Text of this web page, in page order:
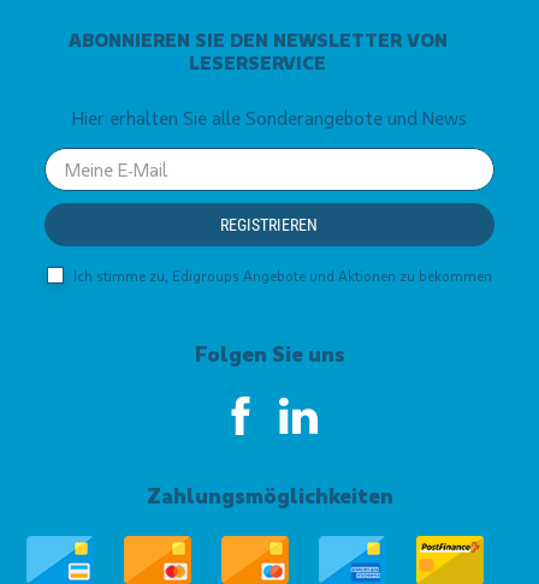
ABONNIEREN SIE DEN NEWSLETTER VON
LESERSERVICE
Hier erhalten Sie alle Sonderangebote und News
Your
email
REGISTRIEREN
Ich stimme zu, Edigroups Angebote und Aktionen zu bekommen
Folgen Sie uns
Zahlungsmöglichkeiten